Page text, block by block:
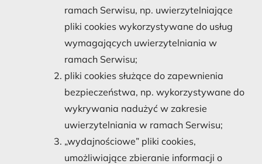
ramach Serwisu, np. uwierzytelniające
pliki cookies wykorzystywane do usług
wymagających uwierzytelniania w
ramach Serwisu;
pliki cookies służące do zapewnienia
bezpieczeństwa, np. wykorzystywane do
wykrywania nadużyć w zakresie
uwierzytelniania w ramach Serwisu;
„wydajnościowe” pliki cookies,
umożliwiające zbieranie informacji o